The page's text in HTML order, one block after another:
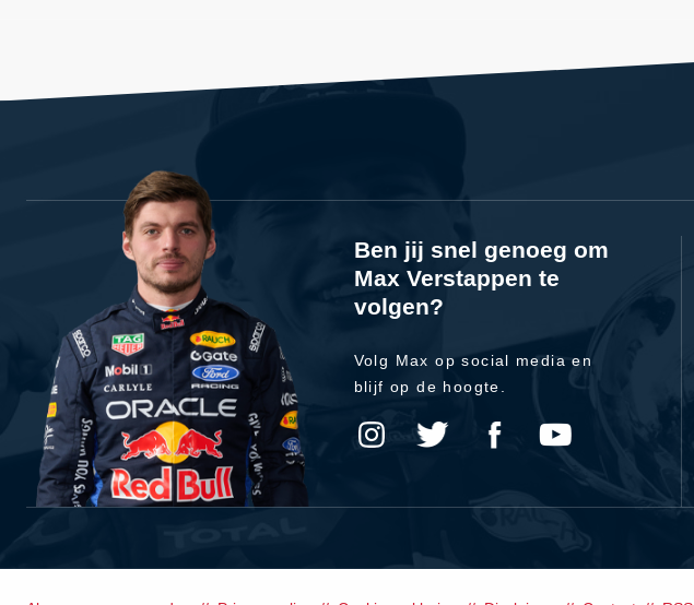
Ben jij snel genoeg om
Max Verstappen te
volgen?
Volg Max op social media en
blijf op de hoogte.